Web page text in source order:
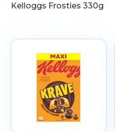
Kelloggs Frosties 330g